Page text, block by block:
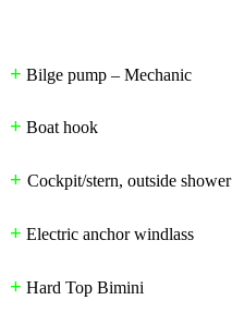
+ Bilge pump – Mechanic
+ Boat hook
+ Cockpit/stern, outside shower
+ Electric anchor windlass
+ Hard Top Bimini